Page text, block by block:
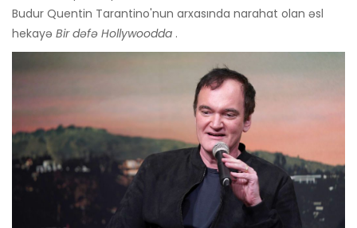
Budur Quentin Tarantino'nun arxasında narahat olan əsl
hekayə Bir dəfə Hollywoodda .